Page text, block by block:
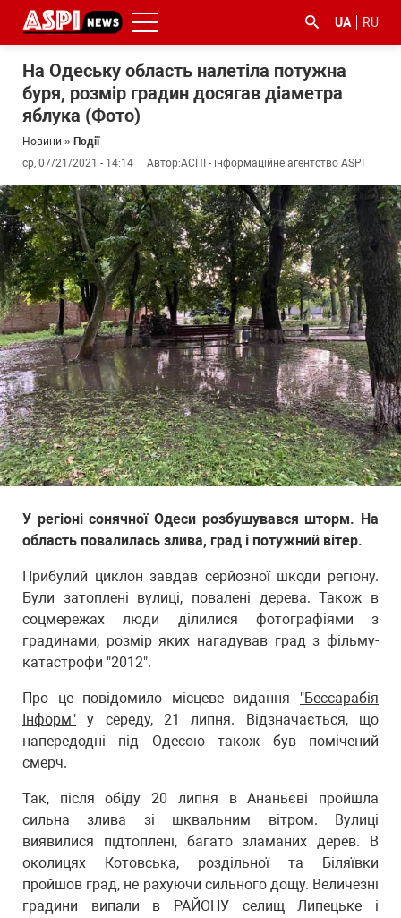
UA RU
На Одеську область налетіла потужна
буря, розмір градин досягав діаметра
яблука (Фото)
Новини » Події
ср, 07/21/2021 - 14:14
Автор:АСПІ - інформаційне агентство ASPI
У регіоні сонячної Одеси розбушувався шторм. На
область повалилась злива, град і потужний вітер.
Прибулий циклон завдав серйозної шкоди регіону.
Були затоплені вулиці, повалені дерева. Також в
соцмережах люди ділилися фотографіями з
градинами, розмір яких нагадував град з фільму-
катастрофи "2012".
Про це повідомило місцеве видання "Бессарабія
Інформ" у середу, 21 липня. Відзначається, що
напередодні під Одесою також був помічений
смерч.
Так, після обіду 20 липня в Ананьєві пройшла
сильна злива зі шквальним вітром. Вулиці
виявилися підтоплені, багато зламаних дерев. В
околицях Котовська, роздільної та Біляївки
пройшов град, не рахуючи сильного дощу. Величезні
градини випали в РАЙОНУ селищ Липецьке і
#ООС
#боротьба
з
корупцією
#ДФС #Київ #коронавірус